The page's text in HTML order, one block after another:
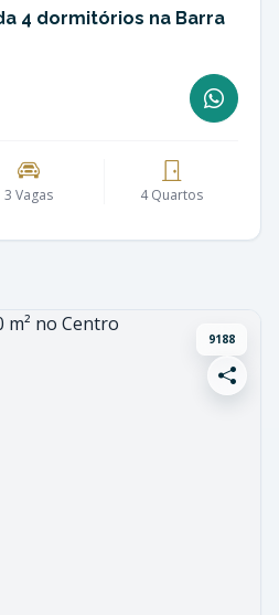
4 dormitórios na Barra
3 Vagas 4 Quartos
9188